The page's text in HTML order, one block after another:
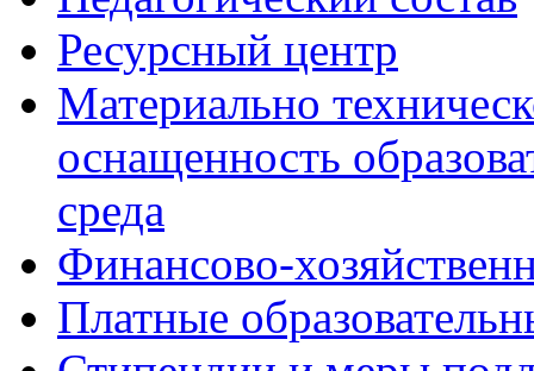
Ресурсный центр
Материально
оснащенность
среда
Финансово-
Платные